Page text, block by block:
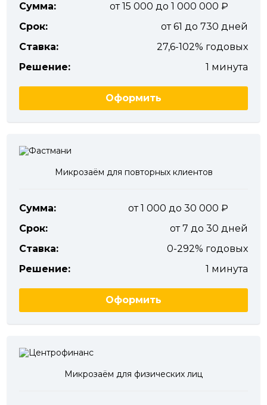
Сумма:
от 15 000 до 1 000 000
Срок:
от 61 до 730 дней
Ставка:
27,6-102% годовых
Решение:
1 минута
Оформить
Микрозаём для повторных клиентов
Сумма:
от 1 000 до 30 000
Срок:
от 7 до 30 дней
Ставка:
0-292% годовых
Решение:
1 минута
Оформить
Микрозаём для физических лиц